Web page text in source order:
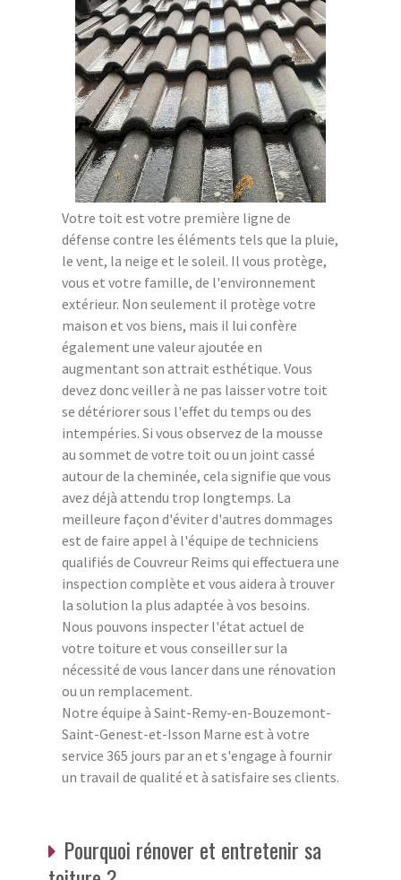
Votre toit est votre première ligne de
défense contre les éléments tels que la pluie,
le vent, la neige et le soleil. Il vous protège,
vous et votre famille, de l'environnement
extérieur. Non seulement il protège votre
maison et vos biens, mais il lui confère
également une valeur ajoutée en
augmentant son attrait esthétique. Vous
devez donc veiller à ne pas laisser votre toit
se détériorer sous l'effet du temps ou des
intempéries. Si vous observez de la mousse
au sommet de votre toit ou un joint cassé
autour de la cheminée, cela signifie que vous
avez déjà attendu trop longtemps. La
meilleure façon d'éviter d'autres dommages
est de faire appel à l'équipe de techniciens
qualifiés de Couvreur Reims qui effectuera une
inspection complète et vous aidera à trouver
la solution la plus adaptée à vos besoins.
Nous pouvons inspecter l'état actuel de
votre toiture et vous conseiller sur la
nécessité de vous lancer dans une rénovation
ou un remplacement.
Notre équipe à Saint-Remy-en-Bouzemont-
Saint-Genest-et-Isson Marne est à votre
service 365 jours par an et s'engage à fournir
un travail de qualité et à satisfaire ses clients.
Pourquoi rénover et entretenir sa